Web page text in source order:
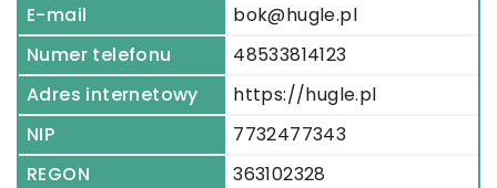
E-mail
bok@hugle.pl
Numer telefonu
48533814123
Adres internetowy
https://hugle.pl
NIP
7732477343
REGON
363102328